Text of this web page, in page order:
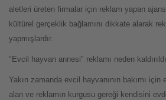
aletleri üreten firmalar için reklam yapan
kültürel gerçeklik bağlamını dikkate alarak
yapmışlardır.
"Evcil hayvan annesi" reklamı neden
Yakın zamanda evcil hayvanının bakımı
alan ve reklamın kurgusu gereği kendisini